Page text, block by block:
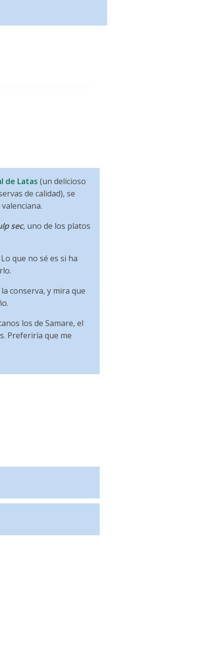
de Latas (un delicioso
de calidad), se
sec, uno de los platos
que no sé es si ha
conserva, y mira que
los de Samare, el
Preferiría que me